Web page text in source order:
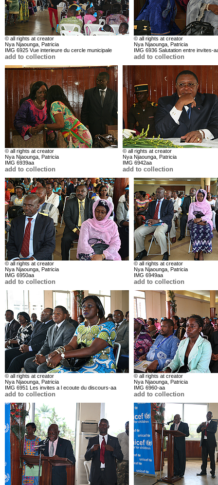
© all rights at creator
Nya Njaounga, Patricia
IMG 6925 Vue interieure du cercle municipale
add to collection
© all rights at creator
Nya Njaounga, Patricia
IMG 6936 Salutation entre invites-
add to collection
© all rights at creator
Nya Njaounga, Patricia
IMG 6939aa
add to collection
© all rights at creator
Nya Njaounga, Patricia
IMG 6942aa
add to collection
© all rights at creator
Nya Njaounga, Patricia
IMG 6950aa
add to collection
© all rights at creator
Nya Njaounga, Patricia
IMG 6949aa
add to collection
© all rights at creator
Nya Njaounga, Patricia
IMG 6951 Les invites a l ecoute du discours-aa
add to collection
© all rights at creator
Nya Njaounga, Patricia
IMG 6960-aa
add to collection